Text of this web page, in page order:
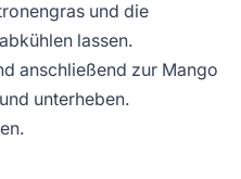
und die
lassen.
anschließend zur Mango
unterheben.